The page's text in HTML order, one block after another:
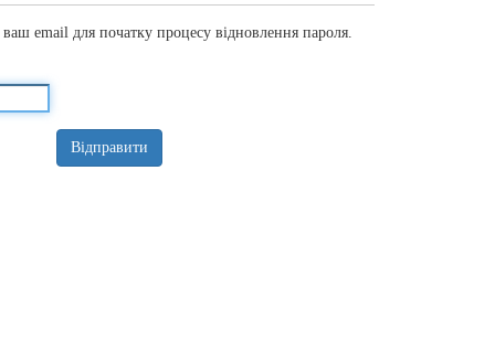
ваш email для початку процесу відновлення пароля.
Відправити